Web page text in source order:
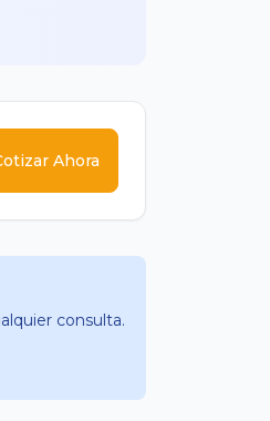
Ahora
consulta.